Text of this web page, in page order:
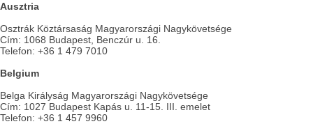
Ausztria
Osztrák Köztársaság Magyarországi Nagykövetsége
Cím: 1068 Budapest, Benczúr u. 16.
Telefon: +36 1 479 7010
Belgium
Belga Királyság Magyarországi Nagykövetsége
Cím: 1027 Budapest Kapás u. 11-15. III. emelet
Telefon: +36 1 457 9960